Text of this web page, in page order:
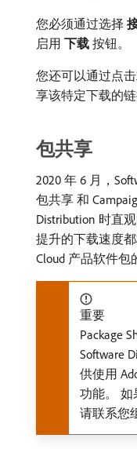
您必须通过选择​
启用​ 下载 ​按钮。
您还可以通过点
享该特定下载的链
包共享
2020 年 6 月，
包共享 和
Distribution 时直
提升的下载速度
Cloud 产品软件包
重要
Package
Software
供使用
功能。 如
请联系您